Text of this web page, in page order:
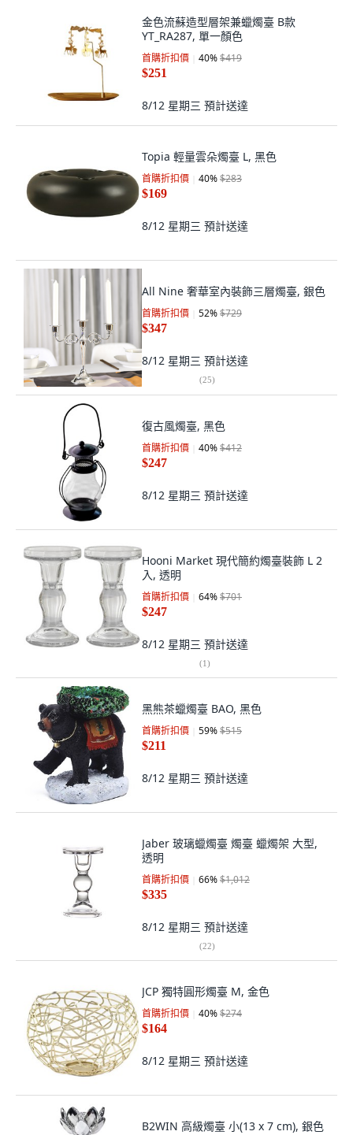
金色流蘇造型層架兼蠟燭臺 B款
YT_RA287, 單一顏色
首購折扣價 40%$419
$251
8/12 星期三 預計送達
Topia 輕量雲朵燭臺 L, 黑色
首購折扣價 40%$283
$169
8/12 星期三 預計送達
All Nine 奢華室內裝飾三層燭臺, 銀色
首購折扣價 52%$729
$347
8/12 星期三 預計送達
(25)
復古風燭臺, 黑色
首購折扣價 40%$412
$247
8/12 星期三 預計送達
Hooni Market 現代簡約燭臺裝飾 L 2
入, 透明
首購折扣價 64%$701
$247
8/12 星期三 預計送達
(1)
黑熊茶蠟燭臺 BAO, 黑色
首購折扣價 59%$515
$211
8/12 星期三 預計送達
Jaber 玻璃蠟燭臺 燭臺 蠟燭架 大型,
透明
首購折扣價 66%$1,012
$335
8/12 星期三 預計送達
(22)
JCP 獨特圓形燭臺 M, 金色
首購折扣價 40%$274
$164
8/12 星期三 預計送達
B2WIN 高級燭臺 小(13 x 7 cm), 銀色